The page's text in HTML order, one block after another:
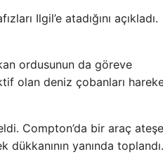
Ilgil’e atadığını açıkladı.
ordusunun da göreve
olan deniz çobanları
Compton’da bir araç ateşe
yanında toplandı.